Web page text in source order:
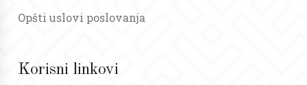
Opšti uslovi poslovanja
Korisni linkovi